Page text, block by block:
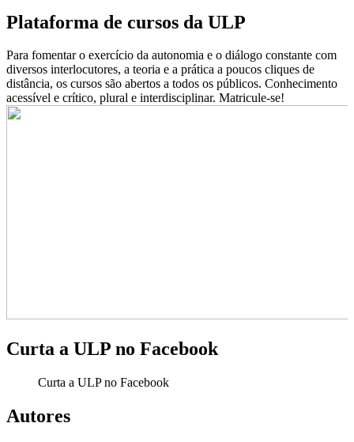
Plataforma de cursos da ULP
Para fomentar o exercício da autonomia e o diálogo constante com
diversos interlocutores, a teoria e a prática a poucos cliques de
distância, os cursos são abertos a todos os públicos. Conhecimento
acessível e crítico, plural e interdisciplinar. Matricule-se!
Curta a ULP no Facebook
Curta a ULP no Facebook
Autores